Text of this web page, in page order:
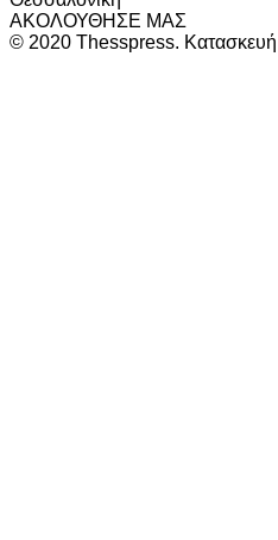
ΑΚΟΛΟΥΘΗΣΕ ΜΑΣ
© 2020 Thesspress. Κατασκευή